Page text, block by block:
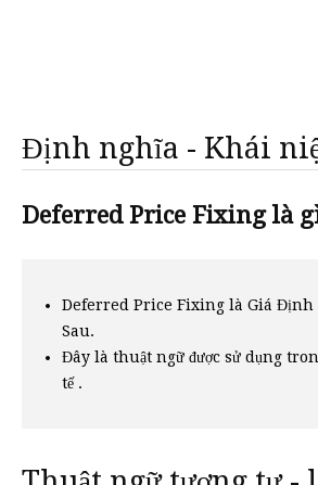
Định nghĩa - Khái
Deferred Price Fixing là
Deferred Price Fixing là Giá Định
Sau.
Đây là thuật ngữ được sử dụng
tế .